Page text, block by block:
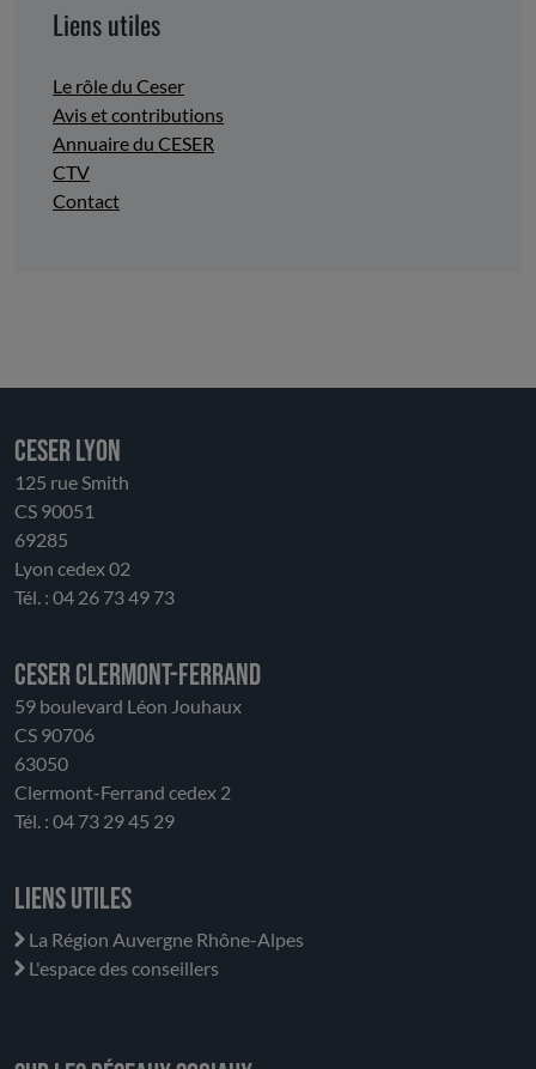
Liens utiles
Le rôle du Ceser
Avis et contributions
Annuaire du CESER
CTV
Contact
CESER LYON
125 rue Smith
CS 90051
69285
Lyon cedex 02
Tél. : 04 26 73 49 73
CESER Clermont-Ferrand
59 boulevard Léon Jouhaux
CS 90706
63050
Clermont-Ferrand cedex 2
Tél. : 04 73 29 45 29
Liens utiles
La Région Auvergne Rhône-Alpes
L'espace des conseillers